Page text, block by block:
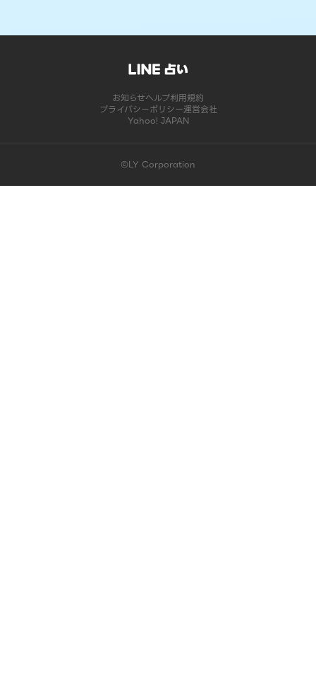
お知らせヘルプ利用規約
プライバシーポリシー運営会社
Yahoo! JAPAN
©LY Corporation
このコンテンツは掲載が終了しました | LINE占い